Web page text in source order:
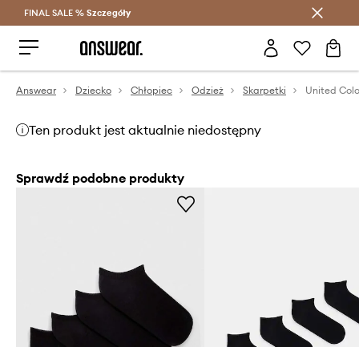
Oszczędzaj z Answear Club >
FINAL SALE % Szczegóły
Answear Dziecko Chłopiec Odzież Skarpetki
Ten produkt jest aktualnie niedostępny
Sprawdź podobne produkty